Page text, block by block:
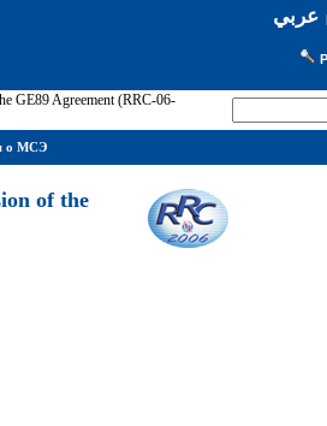
عربي
GE89 Agreement (RRC-06-
of the
о МСЭ